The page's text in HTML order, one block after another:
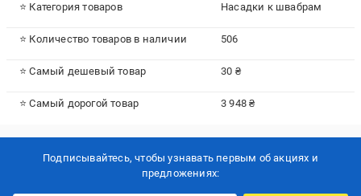
⭐ Категория товаров Насадки к швабрам
⭐ Количество товаров в наличии 506
⭐ Самый дешевый товар 30 ₴
⭐ Самый дорогой товар 3 948 ₴
Подписывайтесь, чтобы узнавать первым об акцияx и
предложениях: